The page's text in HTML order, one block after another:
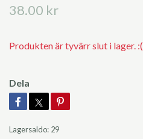
38.00 kr
Produkten är tyvärr slut i lager. :(
Dela
Lagersaldo: 29